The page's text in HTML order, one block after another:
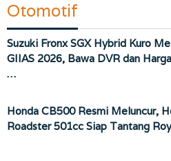
Otomotif
Suzuki Fronx SGX Hybrid Kuro
GIIAS 2026, Bawa DVR dan
…
Honda CB500 Resmi Meluncur,
Roadster 501cc Siap Tantang